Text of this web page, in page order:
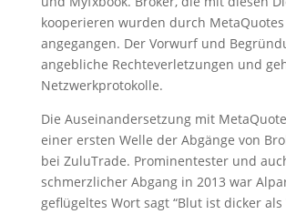
kooperieren wurden durch
angegangen. Der Vorwurf und
angebliche Rechteverletzungen und
Netzwerkprotokolle.
Die Auseinandersetzung mit
einer ersten Welle der Abgänge von
bei ZuluTrade. Prominentester und
schmerzlicher Abgang in 2013 war
geflügeltes Wort sagt “Blut ist dicker als